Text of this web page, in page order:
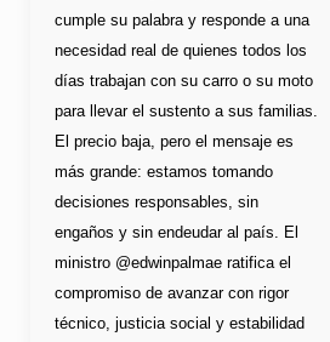
cumple su palabra y responde a una
necesidad real de quienes todos los
días trabajan con su carro o su moto
para llevar el sustento a sus familias.
El precio baja, pero el mensaje es
más grande: estamos tomando
decisiones responsables, sin
engaños y sin endeudar al país. El
ministro @edwinpalmae ratifica el
compromiso de avanzar con rigor
técnico, justicia social y estabilidad